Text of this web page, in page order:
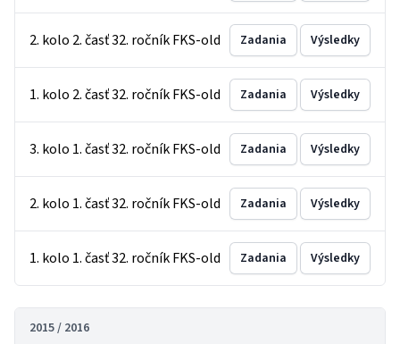
2. kolo 2. časť 32. ročník FKS-old Zadania Výsledky
1. kolo 2. časť 32. ročník FKS-old Zadania Výsledky
3. kolo 1. časť 32. ročník FKS-old Zadania Výsledky
2. kolo 1. časť 32. ročník FKS-old Zadania Výsledky
1. kolo 1. časť 32. ročník FKS-old Zadania Výsledky
2015 / 2016